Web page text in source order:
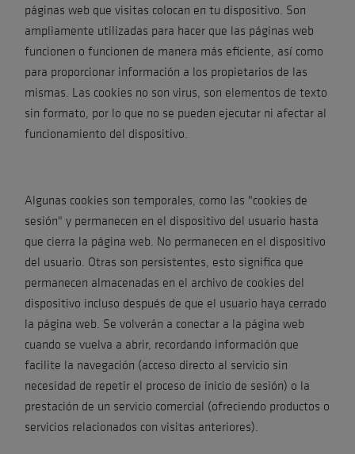
páginas web que visitas colocan en tu dispositivo. Son
ampliamente utilizadas para hacer que las páginas web
funcionen o funcionen de manera más eficiente, así como
para proporcionar información a los propietarios de las
mismas. Las cookies no son virus, son elementos de texto
sin formato, por lo que no se pueden ejecutar ni afectar al
funcionamiento del dispositivo.
Algunas cookies son temporales, como las "cookies de
sesión" y permanecen en el dispositivo del usuario hasta
que cierra la página web. No permanecen en el dispositivo
del usuario. Otras son persistentes, esto significa que
permanecen almacenadas en el archivo de cookies del
dispositivo incluso después de que el usuario haya cerrado
la página web. Se volverán a conectar a la página web
cuando se vuelva a abrir, recordando información que
facilite la navegación (acceso directo al servicio sin
necesidad de repetir el proceso de inicio de sesión) o la
prestación de un servicio comercial (ofreciendo productos o
servicios relacionados con visitas anteriores).